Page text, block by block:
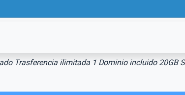
Trasferencia ilimitada 1 Dominio incluido 20GB